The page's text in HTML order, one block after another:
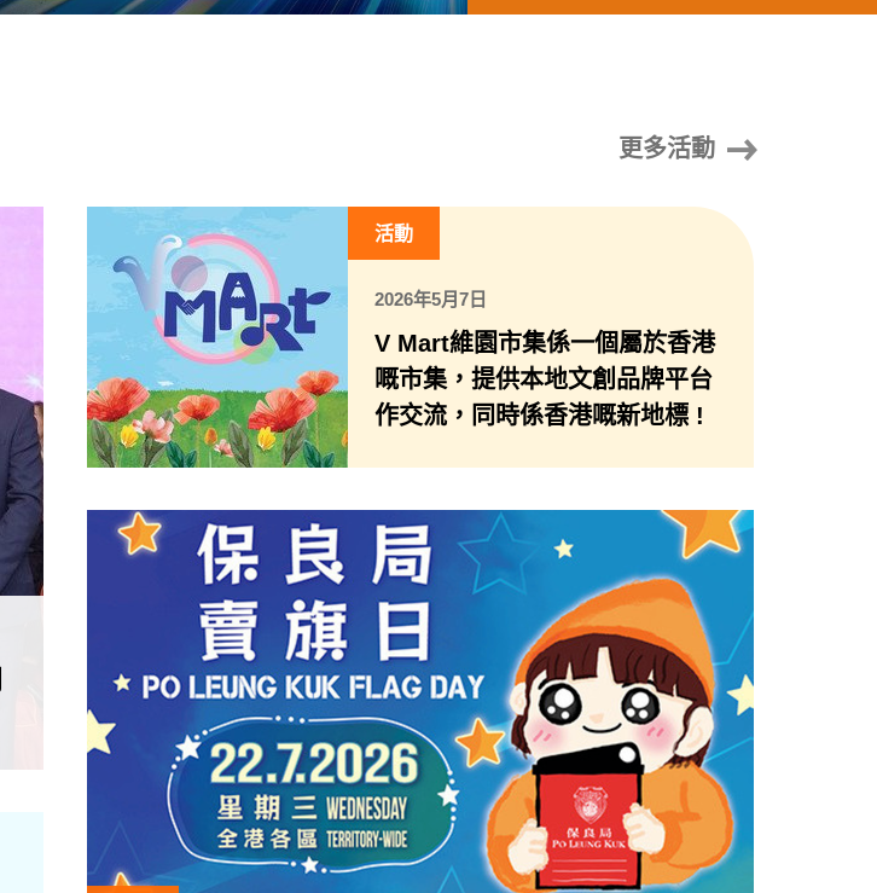
更多活動
活動
2026年5月7日
V Mart維園市集係一個屬於香港
嘅市集，提供本地文創品牌平台
作交流，同時係香港嘅新地標 !